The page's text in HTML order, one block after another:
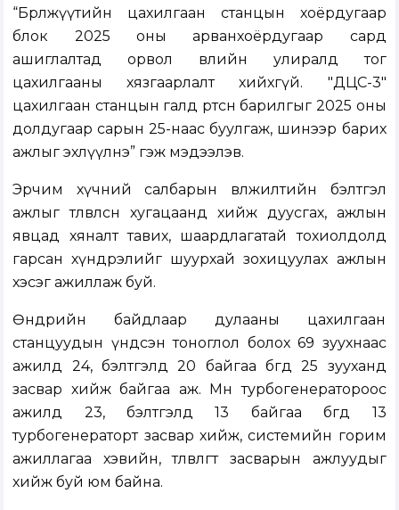
“Бөөрөлжүүтийн цахилгаан станцын хоёрдугаар
блок 2025 оны арванхоёрдугаар сард
ашиглалтад орвол өвлийн улиралд тог
цахилгааны хязгаарлалт хийхгүй. "ДЦС-3"
цахилгаан станцын галд өртсөн барилгыг 2025 оны
долдугаар сарын 25-наас буулгаж, шинээр барих
ажлыг эхлүүлнэ” гэж мэдээлэв.
Эрчим хүчний салбарын өвөлжилтийн бэлтгэл
ажлыг төлөвлөсөн хугацаанд хийж дуусгах, ажлын
явцад хяналт тавих, шаардлагатай тохиолдолд
гарсан хүндрэлийг шуурхай зохицуулах ажлын
хэсэг ажиллаж буй.
Өнөөдрийн байдлаар дулааны цахилгаан
станцуудын үндсэн тоноглол болох 69 зуухнаас
ажилд 24, бэлтгэлд 20 байгаа бөгөөд 25 зууханд
засвар хийж байгаа аж. Мөн турбогенератороос
ажилд 23, бэлтгэлд 13 байгаа бөгөөд 13
турбогенераторт засвар хийж, системийн горим
ажиллагаа хэвийн, төлөвлөгөөт засварын ажлуудыг
хийж буй юм байна.